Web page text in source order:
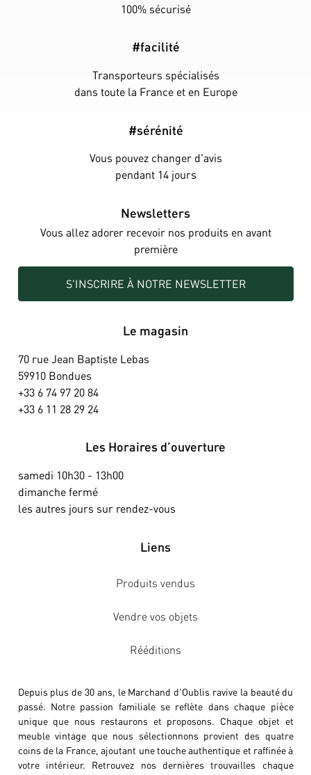
100% sécurisé
#facilité
Transporteurs spécialisés
dans toute la France et en Europe
#sérénité
Vous pouvez changer d'avis
pendant 14 jours
Newsletters
Vous allez adorer recevoir nos produits en avant
première
S'INSCRIRE À NOTRE NEWSLETTER
Le magasin
70 rue Jean Baptiste Lebas
59910 Bondues
+33 6 74 97 20 84
+33 6 11 28 29 24
Les Horaires d’ouverture
samedi 10h30 - 13h00
dimanche fermé
les autres jours sur rendez-vous
Liens
Produits vendus
Vendre vos objets
Rééditions
Depuis plus de 30 ans, le Marchand d'Oublis ravive la beauté du
passé. Notre passion familiale se reflète dans chaque pièce
unique que nous restaurons et proposons. Chaque objet et
meuble vintage que nous sélectionnons provient des quatre
coins de la France, ajoutant une touche authentique et raffinée à
votre intérieur. Retrouvez nos dernières trouvailles chaque